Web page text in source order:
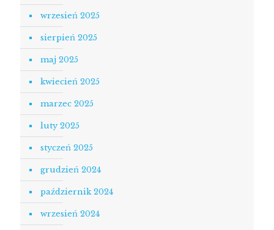
wrzesień 2025
sierpień 2025
maj 2025
kwiecień 2025
marzec 2025
luty 2025
styczeń 2025
grudzień 2024
październik 2024
wrzesień 2024